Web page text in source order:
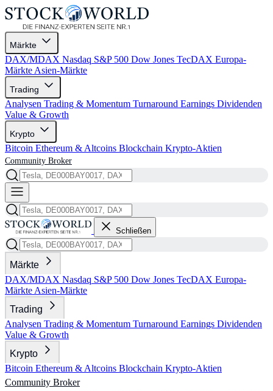
Märkte
DAX/MDAX Nasdaq S&P 500 Dow Jones TecDAX Europa-
Märkte Asien-Märkte
Trading
Analysen Trading & Momentum Turnaround Earnings Dividenden
Value & Growth
Krypto
Bitcoin Ethereum & Altcoins Blockchain Krypto-Aktien
Community Broker
Schließen
Märkte
DAX/MDAX Nasdaq S&P 500 Dow Jones TecDAX Europa-
Märkte Asien-Märkte
Trading
Analysen Trading & Momentum Turnaround Earnings Dividenden
Value & Growth
Krypto
Bitcoin Ethereum & Altcoins Blockchain Krypto-Aktien
Community Broker